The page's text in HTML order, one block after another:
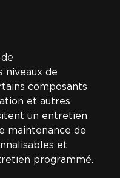
niveaux de
composants
et autres
un entretien
maintenance de
et
programmé.